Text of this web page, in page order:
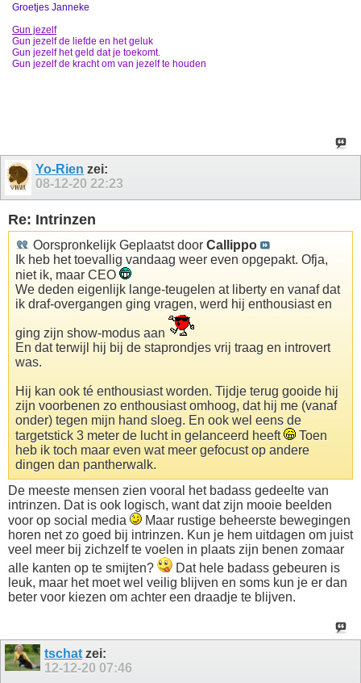
Groetjes Janneke
Gun jezelf
Gun jezelf de liefde en het geluk
Gun jezelf het geld dat je toekomt.
Gun jezelf de kracht om van jezelf te houden
Yo-Rien zei:
08-12-20 22:23
Re: Intrinzen
Oorspronkelijk Geplaatst door Callippo
Ik heb het toevallig vandaag weer even opgepakt. Ofja,
niet ik, maar CEO
We deden eigenlijk lange-teugelen at liberty en vanaf dat
ik draf-overgangen ging vragen, werd hij enthousiast en
ging zijn show-modus aan
En dat terwijl hij bij de staprondjes vrij traag en introvert
was.
Hij kan ook té enthousiast worden. Tijdje terug gooide hij
zijn voorbenen zo enthousiast omhoog, dat hij me (vanaf
onder) tegen mijn hand sloeg. En ook wel eens de
targetstick 3 meter de lucht in gelanceerd heeft
Toen
heb ik toch maar even wat meer gefocust op andere
dingen dan pantherwalk.
De meeste mensen zien vooral het badass gedeelte van
intrinzen. Dat is ook logisch, want dat zijn mooie beelden
voor op social media
Maar rustige beheerste bewegingen
horen net zo goed bij intrinzen. Kun je hem uitdagen om juist
veel meer bij zichzelf te voelen in plaats zijn benen zomaar
alle kanten op te smijten?
Dat hele badass gebeuren is
leuk, maar het moet wel veilig blijven en soms kun je er dan
beter voor kiezen om achter een draadje te blijven.
tschat zei:
12-12-20 07:46